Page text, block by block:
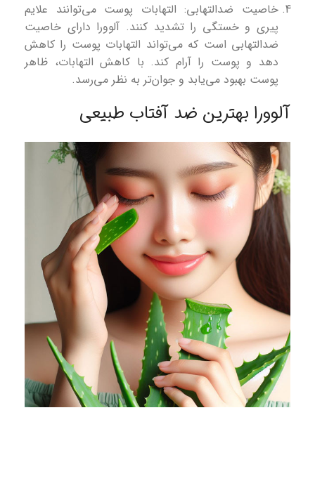
خاصیت ضدالتهابی: التهابات پوست می‌توانند علایم
پیری و خستگی را تشدید کنند. آلوورا دارای خاصیت
ضدالتهابی است که می‌تواند التهابات پوست را کاهش
دهد و پوست را آرام کند. با کاهش التهابات، ظاهر
پوست بهبود می‌یابد و جوان‌تر به نظر می‌رسد.
آلوورا بهترین ضد آفتاب طبیعی